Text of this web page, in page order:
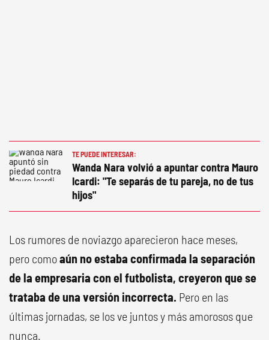
TE PUEDE INTERESAR:
Wanda Nara volvió a apuntar contra Mauro
Icardi: "Te separás de tu pareja, no de tus
hijos"
Los rumores de noviazgo aparecieron hace meses,
pero comoaún no estaba confirmada la separación
de la empresaria con el futbolista, creyeron que se
trataba de una versión incorrecta. Pero en las
últimas jornadas, se los ve juntos y más amorosos que
nunca.